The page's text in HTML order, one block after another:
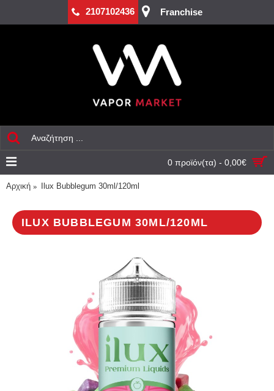
2107102436 Franchise
0 προϊόν(τα) - 0,00€
Αρχική Ilux Bubblegum 30ml/120ml
ILUX BUBBLEGUM 30ML/120ML